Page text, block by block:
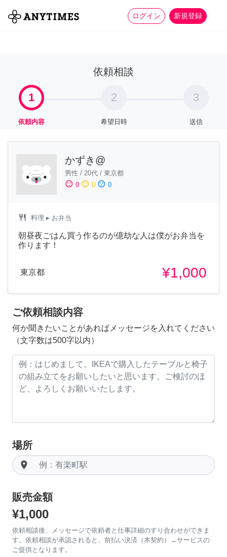
ログイン 新規登録
全て 家事 more_horiz
依頼相談
1
依頼内容
2
希望日時
3
送信
かずき@
男性 / 20代 / 東京都
sentiment_satisfied 0 sentiment_neutral 0 sentiment_dissatisfied 0
restaurant 料理 ▸ お弁当
朝昼夜ごはん買う作るのが億劫な人は僕がお弁当を
作ります！
東京都 ¥1,000
ご依頼相談内容
何か聞きたいことがあればメッセージを入れてください
（文字数は500字以内）
場所
room
販売金額
¥1,000
依頼相談後、メッセージで依頼者と仕事詳細のすり合わせができま
す。依頼相談が承認されると、前払い決済（本契約）→サービスの
ご提供となります。